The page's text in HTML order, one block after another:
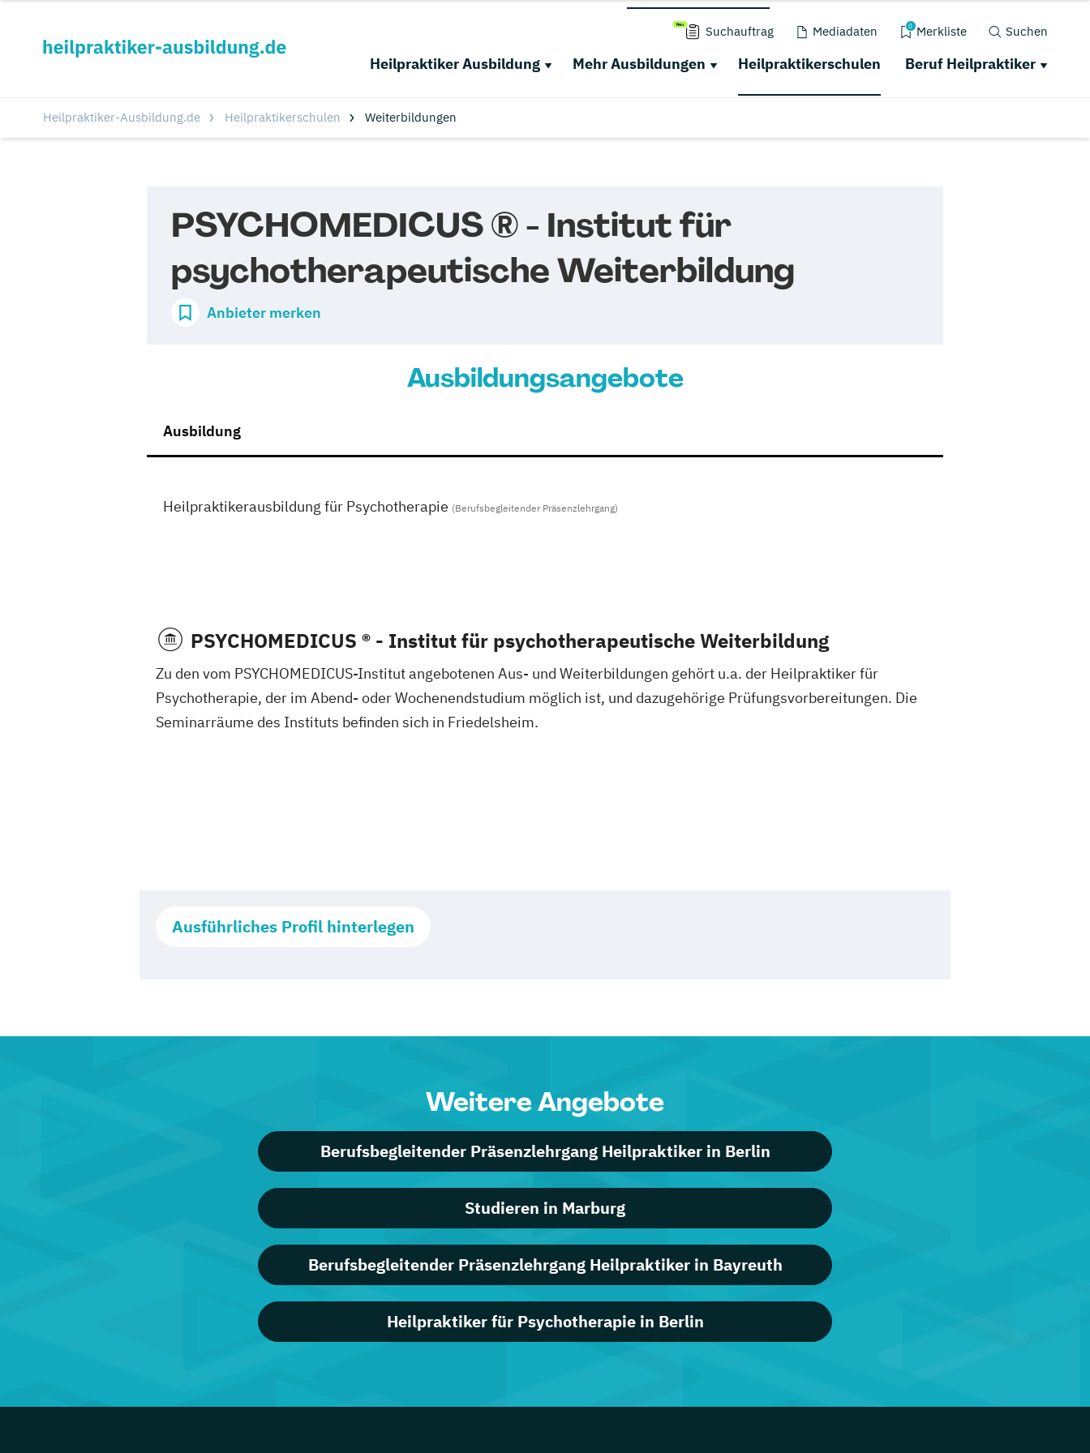
Suchauftrag Mediadaten 0 Merkliste Suchen
Heilpraktiker Ausbildung Mehr Ausbildungen Heilpraktikerschulen Beruf Heilpraktiker
Heilpraktiker-Ausbildung.de Heilpraktikerschulen Weiterbildungen
PSYCHOMEDICUS ® - Institut für
psychotherapeutische Weiterbildung
Anbieter merken
Ausbildungsangebote
Ausbildung
Heilpraktikerausbildung für Psychotherapie (Berufsbegleitender Präsenzlehrgang)
PSYCHOMEDICUS ® - Institut für psychotherapeutische Weiterbildung
Zu den vom PSYCHOMEDICUS-Institut angebotenen Aus- und Weiterbildungen gehört u.a. der Heilpraktiker für
Psychotherapie, der im Abend- oder Wochenendstudium möglich ist, und dazugehörige Prüfungsvorbereitungen. Die
Seminarräume des Instituts befinden sich in Friedelsheim.
Ausführliches Profil hinterlegen
Weitere Angebote
Berufsbegleitender Präsenzlehrgang Heilpraktiker in Berlin
Studieren in Marburg
Berufsbegleitender Präsenzlehrgang Heilpraktiker in Bayreuth
Heilpraktiker für Psychotherapie in Berlin